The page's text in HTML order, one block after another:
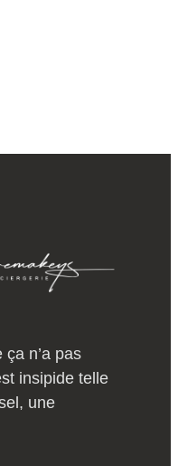
n’a pas
insipide telle
une